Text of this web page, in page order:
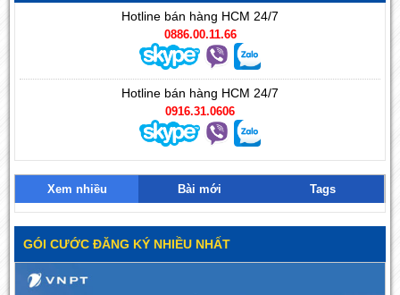
Hotline bán hàng HCM 24/7
0886.00.11.66
Hotline bán hàng HCM 24/7
0916.31.0606
Xem nhiều Bài mới Tags
GÓI CƯỚC ĐĂNG KÝ NHIỀU NHẤT